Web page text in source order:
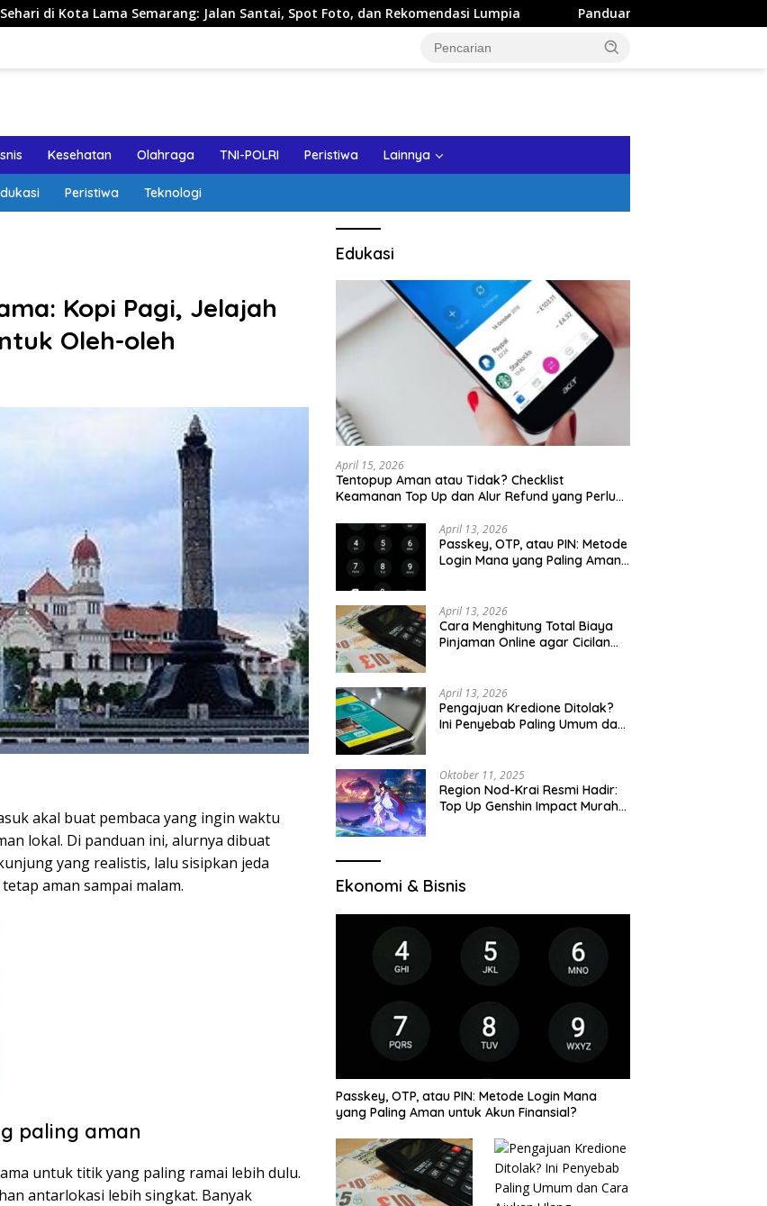
Semarang: Jalan Santai, Spot Foto, dan Rekomendasi Lumpia Panduan Wisata Keluarga ke Kota Batu:
Kesehatan Olahraga TNI-POLRI Peristiwa Lainnya
Peristiwa Teknologi
Kopi Pagi, Jelajah
Oleh-oleh
akal buat pembaca yang ingin waktu
lokal. Di panduan ini, alurnya dibuat
yang realistis, lalu sisipkan jeda
aman sampai malam.
paling aman
untuk titik yang paling ramai lebih dulu.
antarlokasi lebih singkat. Banyak
Edukasi
April 15, 2026
Tentopup Aman atau Tidak? Checklist
Keamanan Top Up dan Alur Refund yang Perlu
April 13, 2026
Passkey, OTP, atau PIN: Metode
Login Mana yang Paling Aman
April 13, 2026
Cara Menghitung Total Biaya
Pinjaman Online agar Cicilan
April 13, 2026
Pengajuan Kredione Ditolak?
Ini Penyebab Paling Umum dan
Oktober 11, 2025
Region Nod-Krai Resmi Hadir:
Top Up Genshin Impact Murah
Ekonomi & Bisnis
Passkey, OTP, atau PIN: Metode Login Mana
yang Paling Aman untuk Akun Finansial?